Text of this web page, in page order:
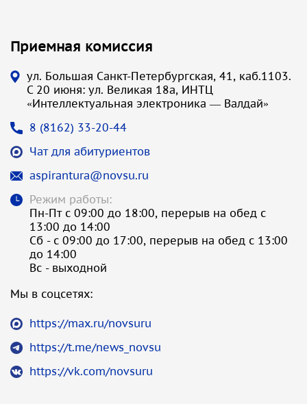
Приемная комиссия
ул. Большая Санкт-Петербургская, 41, каб.1103.
С 20 июня: ул. Великая 18а, ИНТЦ
«Интеллектуальная электроника — Валдай»
8 (8162) 33-20-44
Чат для абитуриентов
aspirantura@novsu.ru
Режим работы:
Пн-Пт с 09:00 до 18:00, перерыв на обед с
13:00 до 14:00
Сб - с 09:00 до 17:00, перерыв на обед с 13:00
до 14:00
Вс - выходной
Мы в соцсетях:
https://max.ru/novsuru
https://t.me/news_novsu
https://vk.com/novsuru